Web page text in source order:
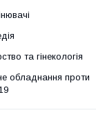
та гінекологія
обладнання проти